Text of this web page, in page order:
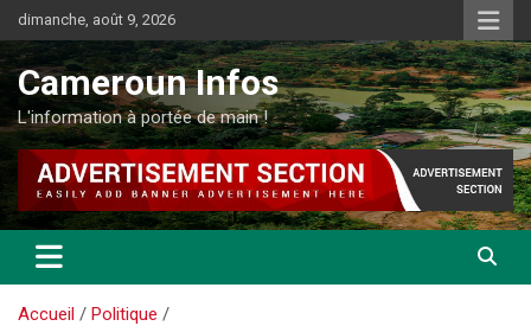
Aller
au
contenu
dimanche, août 9, 2026
Cameroun Infos
L'information à portée de main !
Accueil
Politique